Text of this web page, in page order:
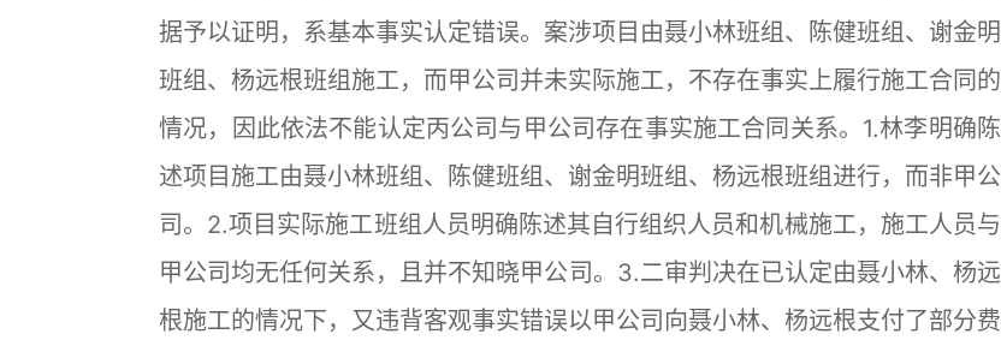
据予以证明，系基本事实认定错误。案涉项目由聂小林班组、陈健班组、谢金明
班组、杨远根班组施工，而甲公司并未实际施工，不存在事实上履行施工合同的
情况，因此依法不能认定丙公司与甲公司存在事实施工合同关系。1.林李明确陈
述项目施工由聂小林班组、陈健班组、谢金明班组、杨远根班组进行，而非甲公
司。2.项目实际施工班组人员明确陈述其自行组织人员和机械施工，施工人员与
甲公司均无任何关系，且并不知晓甲公司。3.二审判决在已认定由聂小林、杨远
根施工的情况下，又违背客观事实错误以甲公司向聂小林、杨远根支付了部分费